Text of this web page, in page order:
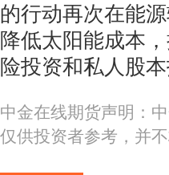
的行动再次在能
降低太阳能成本
险投资和私人股
中金在线期货声明：
仅供投资者参考，并